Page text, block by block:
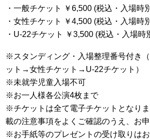
・一般チケット ￥6,500 (税込・入場時
・女性チケット ￥4,500 (税込・入場時
・U-22チケット ￥3,500 (税込・入場時
※スタンディング・入場整理番号付き
ット→女性チケット→U-22チケット）
※未就学児童入場不可
※お一人様各公演4枚まで
※チケットは全て電子チケットとなり
載の注意事項をよくご確認のうえ、お申
※お手紙等のプレゼントの受け取りは